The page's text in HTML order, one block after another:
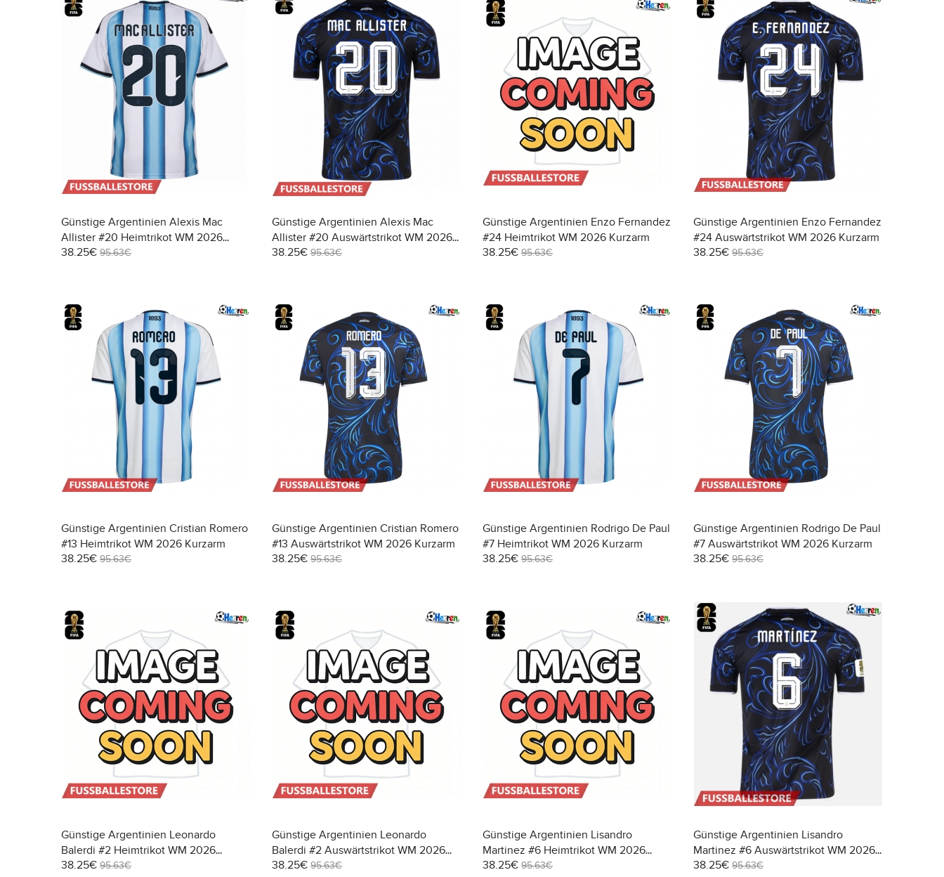
Günstige Argentinien Alexis Mac
Allister #20 Heimtrikot WM 2026
Kurzarm
38.25€ 95.63€
Günstige Argentinien Alexis Mac
Allister #20 Auswärtstrikot WM 2026
Kurzarm
38.25€ 95.63€
Günstige Argentinien Enzo Fernandez
#24 Heimtrikot WM 2026 Kurzarm
38.25€ 95.63€
Günstige Argentinien Enzo Fernandez
#24 Auswärtstrikot WM 2026 Kurzarm
38.25€ 95.63€
Günstige Argentinien Cristian Romero
#13 Heimtrikot WM 2026 Kurzarm
38.25€ 95.63€
Günstige Argentinien Cristian Romero
#13 Auswärtstrikot WM 2026 Kurzarm
38.25€ 95.63€
Günstige Argentinien Rodrigo De Paul
#7 Heimtrikot WM 2026 Kurzarm
38.25€ 95.63€
Günstige Argentinien Rodrigo De Paul
#7 Auswärtstrikot WM 2026 Kurzarm
38.25€ 95.63€
Günstige Argentinien Leonardo
Balerdi #2 Heimtrikot WM 2026
Kurzarm
38.25€ 95.63€
Günstige Argentinien Leonardo
Balerdi #2 Auswärtstrikot WM 2026
Kurzarm
38.25€ 95.63€
Günstige Argentinien Lisandro
Martinez #6 Heimtrikot WM 2026
Kurzarm
38.25€ 95.63€
Günstige Argentinien Lisandro
Martinez #6 Auswärtstrikot WM 2026
Kurzarm
38.25€ 95.63€